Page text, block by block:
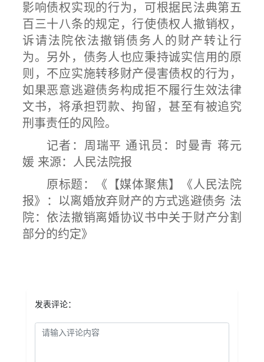
影响债权实现的行为，可根据民法典第五
百三十八条的规定，行使债权人撤销权，
诉请法院依法撤销债务人的财产转让行
为。另外，债务人也应秉持诚实信用的原
则，不应实施转移财产侵害债权的行为，
如果恶意逃避债务构成拒不履行生效法律
文书，将承担罚款、拘留，甚至有被追究
刑事责任的风险。
记者：周瑞平 通讯员：时曼青 蒋元
媛 来源：人民法院报
原标题：《【媒体聚焦】《人民法院
报》：以离婚放弃财产的方式逃避债务 法
院：依法撤销离婚协议书中关于财产分割
部分的约定》
发表评论：